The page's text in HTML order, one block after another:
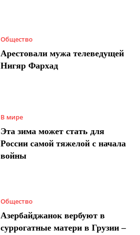
Общество
Арестовали мужа телеведущей
Нигяр Фархад
В мире
Эта зима может стать для
России самой тяжелой с начала
войны
Общество
Азербайджанок вербуют в
суррогатные матери в Грузии –